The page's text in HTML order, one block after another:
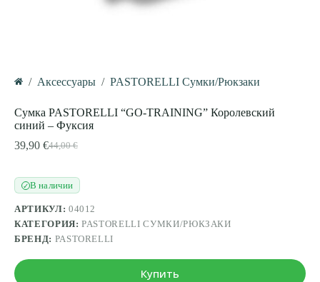
/ Аксессуары / PASTORELLI Сумки/Рюкзаки
Сумка PASTORELLI “GO-TRAINING” Королевский
синий – Фуксия
44,00€
Первоначальная
составляла
44,00 €.
39,90 €Текущая
39,90 €.
✓В наличии
АРТИКУЛ: 04012
КАТЕГОРИЯ:PASTORELLI СУМКИ/РЮКЗАКИ
БРЕНД: PASTORELLI
Купить